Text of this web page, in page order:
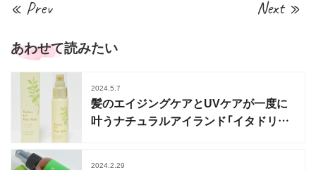
« Prev Next »
あわせて読みたい
2024.5.7
髪のエイジングケアとUVケアが一度に
叶うナチュラルアイランド「イタドリUV
2024.2.29